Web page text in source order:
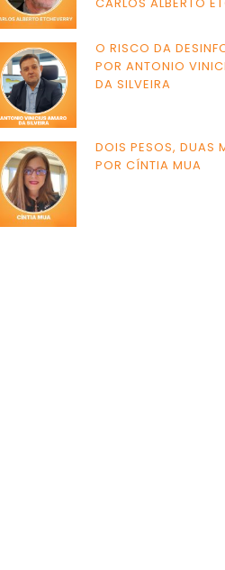
O RISCO DA
POR ANTONIO
DA SILVEIRA
DOIS PESOS, DUAS
POR CÍNTIA MUA